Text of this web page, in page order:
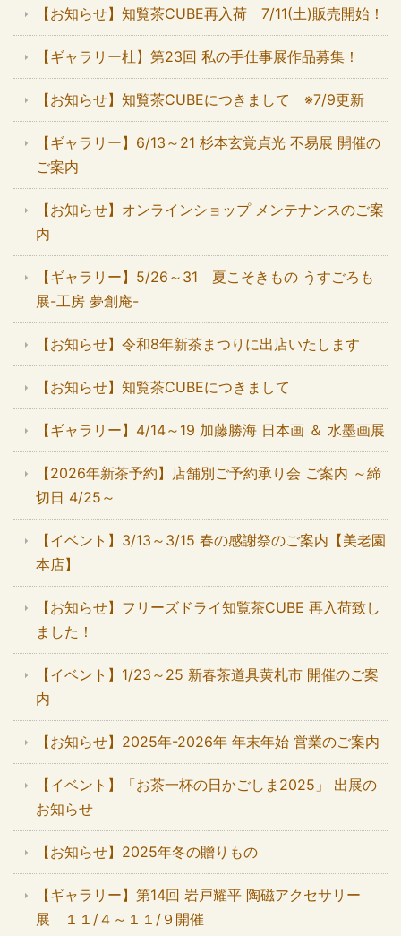
【お知らせ】知覧茶CUBE再入荷 7/11(土)販売開始！
【ギャラリー杜】第23回 私の手仕事展作品募集！
【お知らせ】知覧茶CUBEにつきまして ※7/9更新
【ギャラリー】6/13～21 杉本玄覚貞光 不易展 開催の
ご案内
【お知らせ】オンラインショップ メンテナンスのご案
内
【ギャラリー】5/26～31 夏こそきもの うすごろも
展-工房 夢創庵-
【お知らせ】令和8年新茶まつりに出店いたします
【お知らせ】知覧茶CUBEにつきまして
【ギャラリー】4/14～19 加藤勝海 日本画 ＆ 水墨画展
【2026年新茶予約】店舗別ご予約承り会 ご案内 ～締
切日 4/25～
【イベント】3/13～3/15 春の感謝祭のご案内【美老園
本店】
【お知らせ】フリーズドライ知覧茶CUBE 再入荷致し
ました！
【イベント】1/23～25 新春茶道具黄札市 開催のご案
内
【お知らせ】2025年-2026年 年末年始 営業のご案内
【イベント】「お茶一杯の日かごしま2025」 出展の
お知らせ
【お知らせ】2025年冬の贈りもの
【ギャラリー】第14回 岩戸耀平 陶磁アクセサリー
展 １１/４～１１/９開催